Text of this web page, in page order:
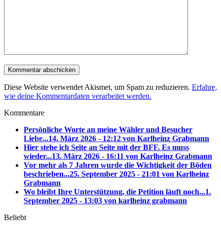
Diese Website verwendet Akismet, um Spam zu reduzieren. Erfahre,
wie deine Kommentardaten verarbeitet werden.
Kommentare
Persönliche Worte an meine Wähler und Besucher
Liebe...14. März 2026 - 12:12 von Karlheinz Grabmann
Hier stehe ich Seite an Seite mit der BFF. Es muss
wieder...13. März 2026 - 16:11 von Karlheinz Grabmann
Vor mehr als 7 Jahren wurde die Wichtigkeit der Böden
beschrieben...25. September 2025 - 21:01 von Karlheinz
Grabmann
Wo bleibt Ihre Unterstützung, die Petition läuft noch...1.
September 2025 - 13:03 von karlheinz grabmann
Beliebt